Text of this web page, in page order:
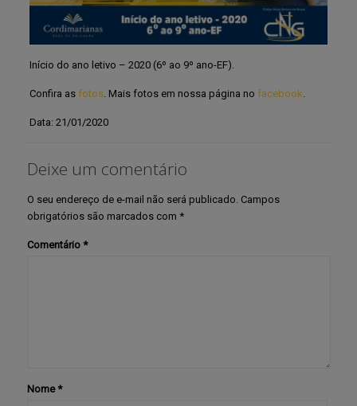
Início do ano letivo – 2020 (6º ao 9º ano-EF).
Confira as fotos. Mais fotos em nossa página no facebook.
Data: 21/01/2020
Deixe um comentário
O seu endereço de e-mail não será publicado. Campos
obrigatórios são marcados com *
Comentário *
Nome *